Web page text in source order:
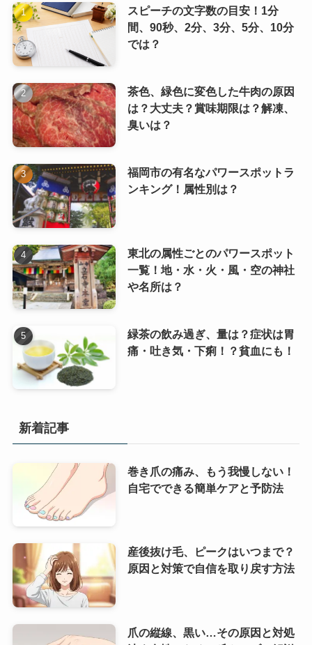
スピーチの文字数の目安！1分
間、90秒、2分、3分、5分、10分
では？
茶色、緑色に変色した牛肉の原因
は？大丈夫？賞味期限は？解凍、
臭いは？
福岡市の有名なパワースポットラ
ンキング！属性別は？
東北の属性ごとのパワースポット
一覧！地・水・火・風・空の神社
や名所は？
緑茶の飲み過ぎ、量は？症状は胃
痛・吐き気・下痢！？貧血にも！
新着記事
巻き爪の痛み、もう我慢しない！
自宅でできる簡単ケアと予防法
産後抜け毛、ピークはいつまで？
原因と対策で自信を取り戻す方法
爪の縦線、黒い…その原因と対処